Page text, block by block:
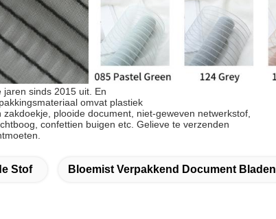
sinds 2015 uit. En
omvat plastiek
plooide document, niet-geweven netwerkstof,
confettien buigen etc. Gelieve te verzenden
Stof Bloemist Verpakkend Document Bladen